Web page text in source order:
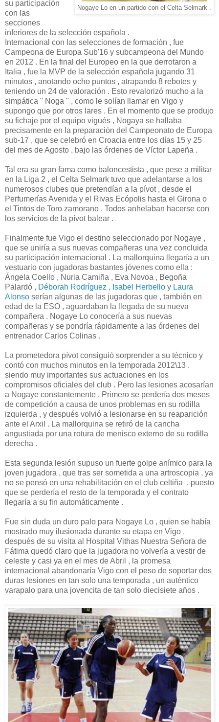
Nogaye Lo en un partido con el Celta Selmark .
su participación
con las
secciones
inferiores de la selección española .
Internacional con las selecciones de formación , fue
Campeona de Europa Sub'16 y subcampeona del Mundo
en 2012 . En la final del Europeo en la que derrotaron a
Italia , fue la MVP de la selección española jugando 31
minutos , anotando ocho puntos , atrapando 8 rebotes y
teniendo un 24 de valoración . Esto revalorizó mucho a la
simpática " Noga " , como le solían llamar en Vigo y
supongo que por otros lares . En el momento que se produjo
su fichaje por el equipo vigués , Nogaya se hallaba
precisamente en la preparación del Campeonato de Europa
sub-17 , que se celebró en Croacia entre los días 15 y 25
del mes de Agosto , bajo las órdenes de Víctor Lapeña .
Tal era su gran fama como baloncestista , que pese a militar
en la Liga 2 , el Celta Selmark tuvo que adelantarse a los
numerosos clubes que pretendían a la pívot , desde el
Perfumerías Avenida y el Rivas Ecópolis hasta el Girona o
el Tintos de Toro zamorano . Todos anhelaban hacerse con
los servicios de la pívot balear .
Finalmente fue Vigo el destino seleccionado por Nogaye ,
que se uniría a sus nuevas compañeras una vez concluida
su participación internacional . La mallorquina llegaría a un
vestuario con jugadoras bastantes jóvenes como ella :
Ángela Coello , Nuria Camiña , Eva Novoa , Begoña
Palardó , Déborah Rodríguez , Isabel Herbello y Laura
Alonso serían algunas de las jugadoras que , también en
edad de la ESO , aguardaban la llegada de su nueva
compañera . Nogaye Lo conocería a sus nuevas
compañeras y se pondría rápidamente a las órdenes del
entrenador Carlos Colinas .
La prometedora pívot consiguió sorprender a su técnico y
contó con muchos minutos en la temporada 2012\13 .
siendo muy importantes sus actuaciones en los
compromisos oficiales del club . Pero las lesiones acosarían
a Nogaye constantemente . Primero se perdería dos meses
de competición a causa de unos problemas en su rodilla
izquierda , y después volvió a lesionarse en su reaparición
ante el Arxil . La mallorquina se retiró de la cancha
angustiada por una rotura de menisco externo de su rodilla
derecha .
Esta segunda lesión supuso un fuerte golpe anímico para la
joven jugadora , que tras ser sometida a una artroscopia , ya
no se pensó en una rehabilitación en el club celtiña , puesto
que se perdería el resto de la temporada y el contrato
llegaría a su fin automáticamente .
Fue sin duda un duro palo para Nogaye Lo , quien se había
mostrado muy ilusionada durante su etapa en Vigo .
después de su visita al Hospital Vithas Nuestra Señora de
Fátima quedó claro que la jugadora no volvería a vestir de
celeste y casi ya en el mes de Abril , la promesa
internacional abandonaría Vigo con el peso de soportar dos
duras lesiones en tan solo una temporada , un auténtico
varapalo para una jovencita de tan solo diecisiete años .